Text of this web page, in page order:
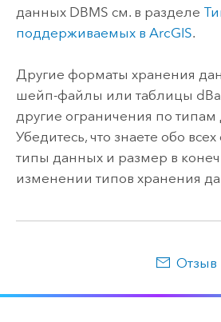
данных DBMS см. в разделе
поддерживаемых в ArcGIS.
Другие форматы хранения
шейп-файлы или таблицы
другие ограничения по типам
Убедитесь, что знаете обо
типы данных и размер в
изменении типов хранения
Отзыв